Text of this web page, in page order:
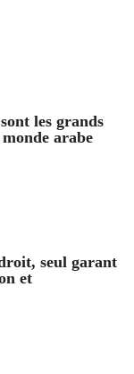
les grands
arabe
seul garant
et